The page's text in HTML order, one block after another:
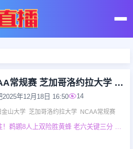
2025年12月18日 NCAA常规赛 芝加哥洛约拉大学 71 - 85 旧金山大学 全场集锦
2025年12月18日 16:50 14
金山大学 芝加哥洛约拉大学 NCAA常规赛